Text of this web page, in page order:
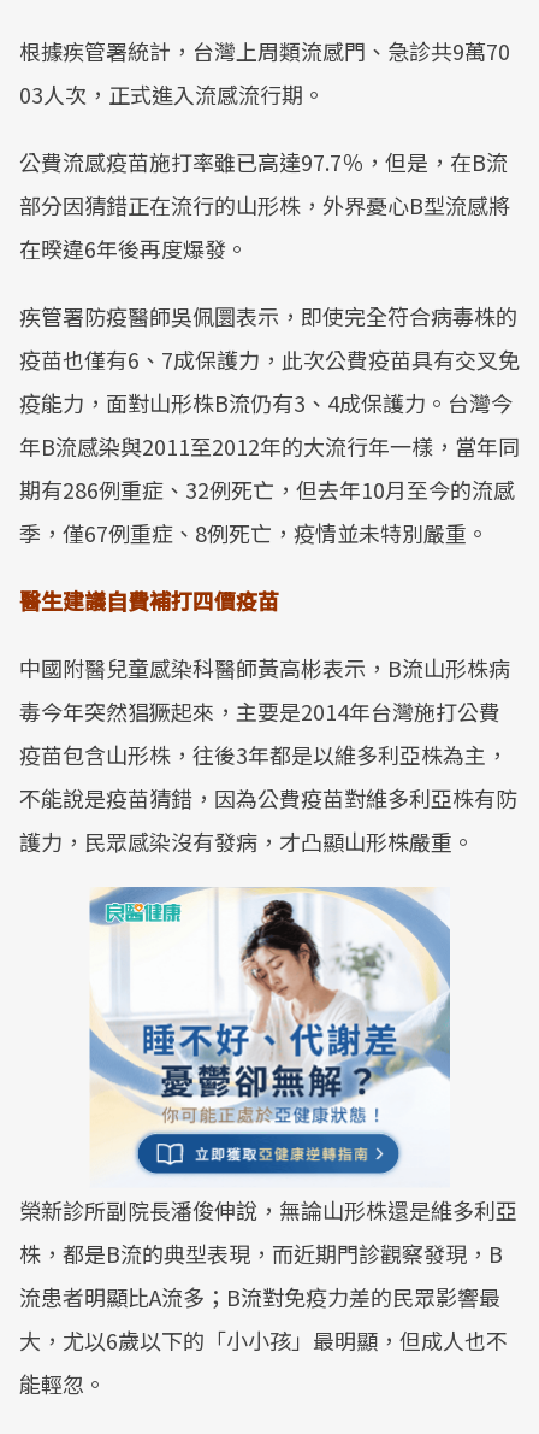
根據疾管署統計，台灣上周類流感門、急診共9萬70
03人次，正式進入流感流行期。
公費流感疫苗施打率雖已高達97.7％，但是，在B流
部分因猜錯正在流行的山形株，外界憂心B型流感將
在暌違6年後再度爆發。
疾管署防疫醫師吳佩圜表示，即使完全符合病毒株的
疫苗也僅有6、7成保護力，此次公費疫苗具有交叉免
疫能力，面對山形株B流仍有3、4成保護力。台灣今
年B流感染與2011至2012年的大流行年一樣，當年同
期有286例重症、32例死亡，但去年10月至今的流感
季，僅67例重症、8例死亡，疫情並未特別嚴重。
醫生建議自費補打四價疫苗
中國附醫兒童感染科醫師黃高彬表示，B流山形株病
毒今年突然猖獗起來，主要是2014年台灣施打公費
疫苗包含山形株，往後3年都是以維多利亞株為主，
不能說是疫苗猜錯，因為公費疫苗對維多利亞株有防
護力，民眾感染沒有發病，才凸顯山形株嚴重。
榮新診所副院長潘俊伸說，無論山形株還是維多利亞
株，都是B流的典型表現，而近期門診觀察發現，B
流患者明顯比A流多；B流對免疫力差的民眾影響最
大，尤以6歲以下的「小小孩」最明顯，但成人也不
能輕忽。